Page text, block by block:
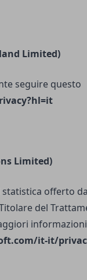
Limited)
seguire questo
Limited)
statistica offerto
del
it-it/